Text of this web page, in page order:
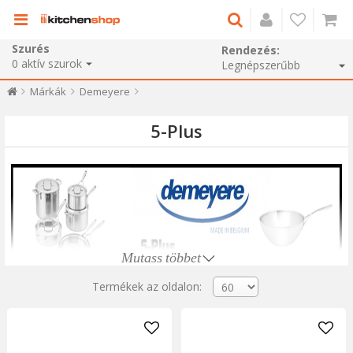
Szurés
0 aktív szurok
Rendezés:
Márkák Demeyere
5-Plus
5-Plus termékcsalád amatőr szakácsoknak és profi
termékcsalád, amely egyesíti a különböző
sorozatok
Mutass többet
Termékek az oldalon: